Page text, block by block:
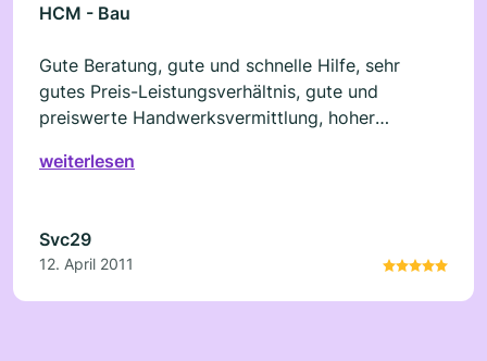
HCM - Bau
Gute Beratung, gute und schnelle Hilfe, sehr
gutes Preis-Leistungsverhältnis, gute und
preiswerte Handwerksvermittlung, hoher
weiterlesen
Svc29
12. April 2011